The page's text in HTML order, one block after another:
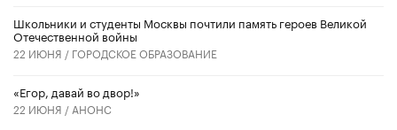
Школьники и студенты Москвы почтили память героев Великой
Отечественной войны
22 ИЮНЯ / ГОРОДСКОЕ ОБРАЗОВАНИЕ
«Егор, давай во двор!»
22 ИЮНЯ / АНОНС